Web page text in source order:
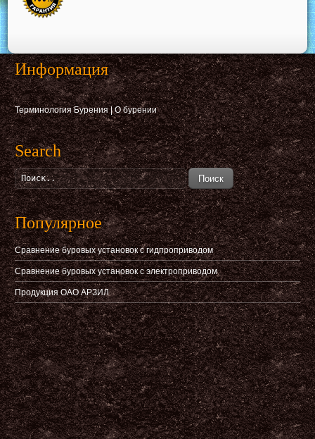
Информация
Терминология Бурения|О бурении
Search
Поиск
Популярное
Сравнение буровых установок с гидпроприводом
Сравнение буровых установок с электроприводом
Продукция ОАО АРЗИЛ